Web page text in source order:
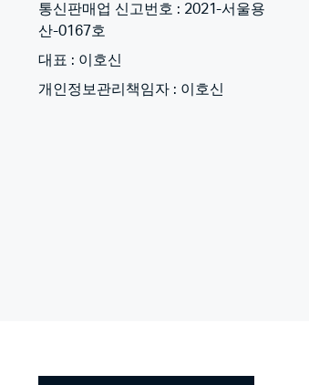
통신판매업 신고번호 : 2021-서울용
산-0167호
대표 : 이호신
개인정보관리책임자 : 이호신